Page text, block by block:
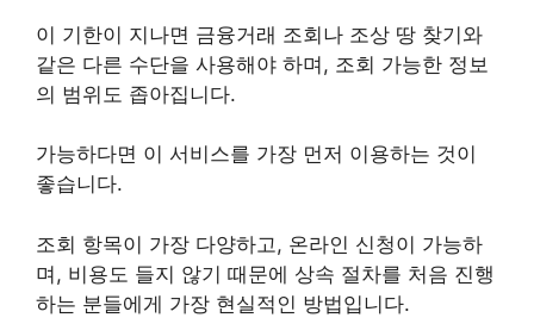
이 기한이 지나면 금융거래 조회나 조상 땅 찾기와
같은 다른 수단을 사용해야 하며, 조회 가능한 정보
의 범위도 좁아집니다.
가능하다면 이 서비스를 가장 먼저 이용하는 것이
좋습니다.
조회 항목이 가장 다양하고, 온라인 신청이 가능하
며, 비용도 들지 않기 때문에 상속 절차를 처음 진행
하는 분들에게 가장 현실적인 방법입니다.